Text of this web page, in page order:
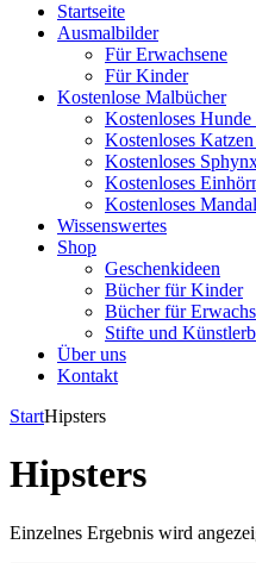
Startseite
Ausmalbilder
Für Erwachsene
Für Kinder
Kostenlose Malbücher
Kostenloses
Kostenloses
Kostenloses
Kostenloses
Kostenloses
Wissenswertes
Shop
Geschenkideen
Bücher für Kinder
Bücher für
Stifte und
Über uns
Kontakt
StartHipsters
Hipsters
Einzelnes Ergebnis wird